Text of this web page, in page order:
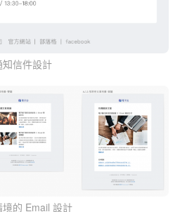
知信件設計
的 Email 設計